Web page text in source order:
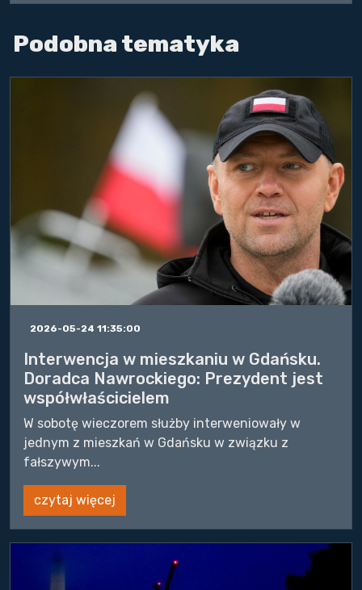
Podobna tematyka
2026-05-24 11:35:00
Interwencja w mieszkaniu w Gdańsku.
Doradca Nawrockiego: Prezydent jest
współwłaścicielem
W sobotę wieczorem służby interweniowały w
jednym z mieszkań w Gdańsku w związku z
fałszywym...
czytaj więcej